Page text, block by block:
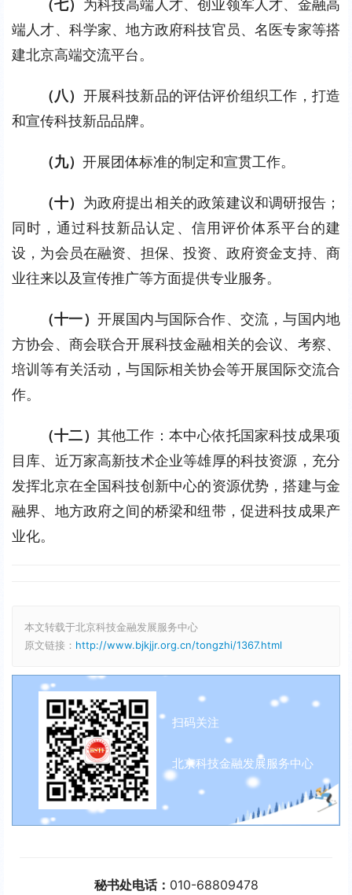
（七） 为科技高端人才、创业领军人才、金融高
端人才、科学家、地方政府科技官员、名医专家等搭
建北京高端交流平台。
（八） 开展科技新品的评估评价组织工作，打造
和宣传科技新品品牌。
（九） 开展团体标准的制定和宣贯工作。
（十） 为政府提出相关的政策建议和调研报告；
同时，通过科技新品认定、信用评价体系平台的建
设，为会员在融资、担保、投资、政府资金支持、商
业往来以及宣传推广等方面提供专业服务。
（十一） 开展国内与国际合作、交流，与国内地
方协会、商会联合开展科技金融相关的会议、考察、
培训等有关活动，与国际相关协会等开展国际交流合
作。
（十二） 其他工作：本中心依托国家科技成果项
目库、近万家高新技术企业等雄厚的科技资源，充分
发挥北京在全国科技创新中心的资源优势，搭建与金
融界、地方政府之间的桥梁和纽带，促进科技成果产
业化。
本文转载于北京科技金融发展服务中心
原文链接： http://www.bjkjjr.org.cn/tongzhi/1367.html
扫码关注
北京科技金融发展服务中心
秘书处电话： 010-68809478